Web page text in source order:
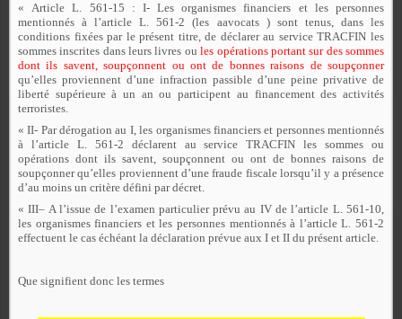
« Article L. 561-15 : I- Les organismes financiers et les personnes
mentionnés à l’article L. 561-2 (les aavocats ) sont tenus, dans les
conditions fixées par le présent titre, de déclarer au service TRACFIN les
sommes inscrites dans leurs livres oules opérations portant sur des sommes
dont ils savent, soupçonnent ou ont de bonnes raisons de soupçonner
qu’elles proviennent d’une infraction passible d’une peine privative de
liberté supérieure à un an ou participent au financement des activités
terroristes.
« II- Par dérogation au I, les organismes financiers et personnes mentionnés
à l’article L. 561-2 déclarent au service TRACFIN les sommes ou
opérations dont ils savent, soupçonnent ou ont de bonnes raisons de
soupçonner qu’elles proviennent d’une fraude fiscale lorsqu’il y a présence
d’au moins un critère défini par décret.
« III– A l’issue de l’examen particulier prévu au IV de l’article L. 561-10,
les organismes financiers et les personnes mentionnés à l’article L. 561-2
effectuent le cas échéant la déclaration prévue aux I et II du présent article.
Que signifient donc les termes